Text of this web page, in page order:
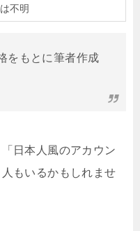
は不明
をもとに筆者作成
日本人風のアカウン
もいるかもしれませ